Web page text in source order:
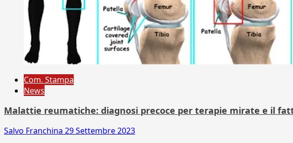
Com. Stampa
News
Malattie reumatiche: diagnosi precoce per terapie mirate e il
Salvo Franchina 29 Settembre 2023